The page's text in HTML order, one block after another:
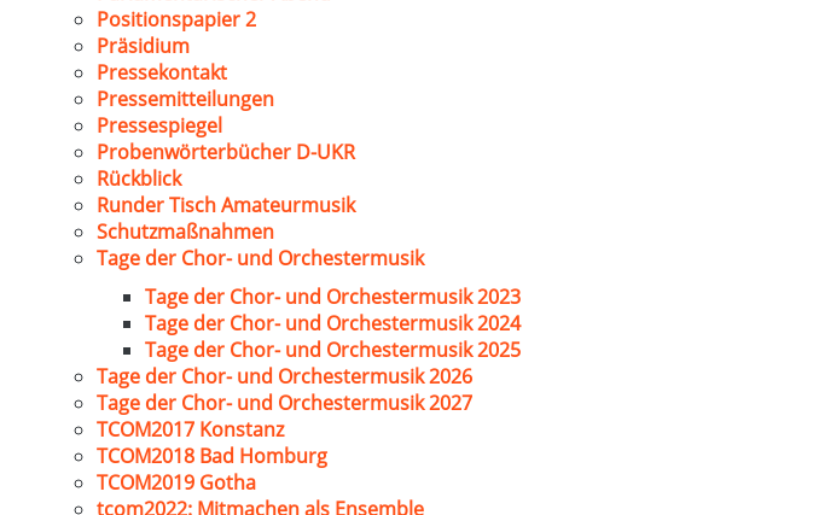
Positionspapier 2
Präsidium
Pressekontakt
Pressemitteilungen
Pressespiegel
Probenwörterbücher D-UKR
Rückblick
Runder Tisch Amateurmusik
Schutzmaßnahmen
Tage der Chor- und Orchestermusik
Tage der Chor- und Orchestermusik 2023
Tage der Chor- und Orchestermusik 2024
Tage der Chor- und Orchestermusik 2025
Tage der Chor- und Orchestermusik 2026
Tage der Chor- und Orchestermusik 2027
TCOM2017 Konstanz
TCOM2018 Bad Homburg
TCOM2019 Gotha
tcom2022: Mitmachen als Ensemble